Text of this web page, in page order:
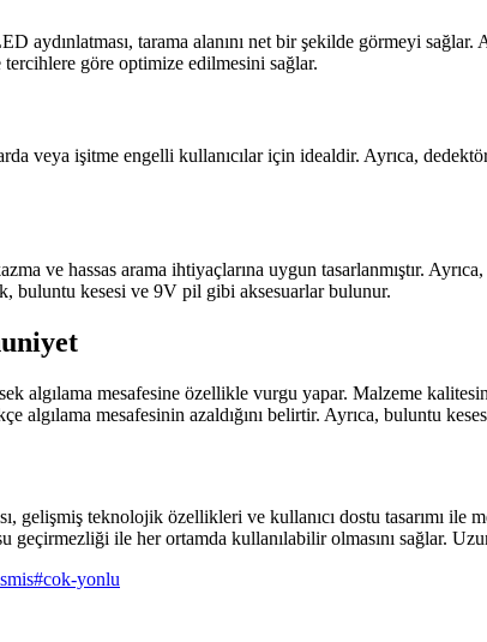
aydınlatması, tarama alanını net bir şekilde görmeyi
göre optimize edilmesini sağlar.
veya işitme engelli kullanıcılar için idealdir. Ayrıca,
ve hassas arama ihtiyaçlarına uygun tasarlanmıştır.
buluntu kesesi ve 9V pil gibi aksesuarlar bulunur.
algılama mesafesine özellikle vurgu yapar. Malzeme
algılama mesafesinin azaldığını belirtir. Ayrıca, buluntu
gelişmiş teknolojik özellikleri ve kullanıcı dostu tasarımı ile
geçirmezliği ile her ortamda kullanılabilir olmasını sağlar.
#cok-yonlu